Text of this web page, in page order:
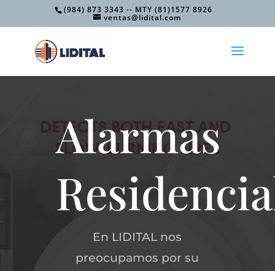
(984) 873 3343 -- MTY (81)1577 8926
ventas@lidital.com
Alarmas
En LIDITAL nos
preocupamos por su